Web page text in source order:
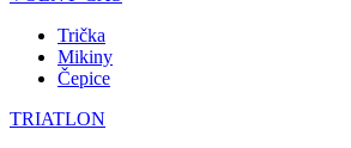
Trička
Mikiny
Čepice
TRIATLON